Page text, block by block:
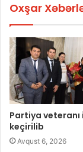
Oxşar
Partiya veteranı
keçirilib
Avqust 6, 2026